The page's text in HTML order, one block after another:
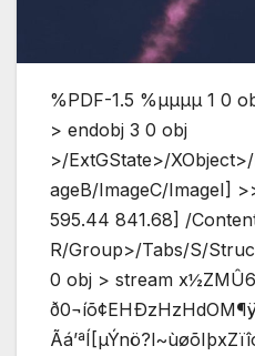
%PDF-1.5 %µµµµ 1 0
> endobj 3 0 obj
>/ExtGState>/
ageB/ImageC/ImageI]
595.44 841.68] /
R/Group>/Tabs/S/
0 obj > stream